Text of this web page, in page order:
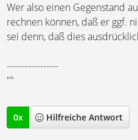
Wer also einen Gegenstand
rechnen können, daß er ggf.
sei denn, daß dies
-----------------
""
0x Hilfreiche Antwort